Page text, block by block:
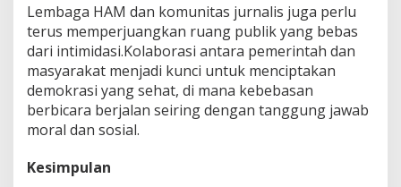
Lembaga HAM dan komunitas jurnalis juga perlu
terus memperjuangkan ruang publik yang bebas
dari intimidasi.Kolaborasi antara pemerintah dan
masyarakat menjadi kunci untuk menciptakan
demokrasi yang sehat, di mana kebebasan
berbicara berjalan seiring dengan tanggung jawab
moral dan sosial.
Kesimpulan